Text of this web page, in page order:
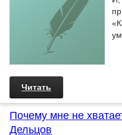
Читать
Почему мне не
Дельцов